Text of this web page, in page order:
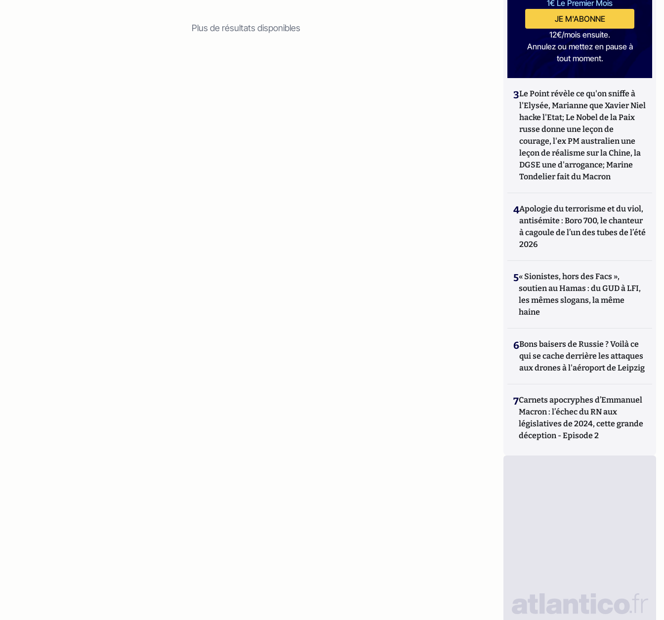
Plus de résultats disponibles
1€ Le Premier Mois
JE M'ABONNE
12€/mois ensuite.
Annulez ou mettez en pause à
tout moment.
3Le Point révèle ce qu'on sniffe à
l'Elysée, Marianne que Xavier Niel
hacke l'Etat; Le Nobel de la Paix
russe donne une leçon de
courage, l'ex PM australien une
leçon de réalisme sur la Chine, la
DGSE une d'arrogance; Marine
Tondelier fait du Macron
4Apologie du terrorisme et du viol,
antisémite : Boro 700, le chanteur
à cagoule de l’un des tubes de l’été
2026
5« Sionistes, hors des Facs »,
soutien au Hamas : du GUD à LFI,
les mêmes slogans, la même
haine
6Bons baisers de Russie ? Voilà ce
qui se cache derrière les attaques
aux drones à l'aéroport de Leipzig
7Carnets apocryphes d’Emmanuel
Macron : l’échec du RN aux
législatives de 2024, cette grande
déception - Episode 2